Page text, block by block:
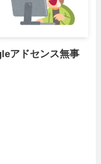
アドセンス無事